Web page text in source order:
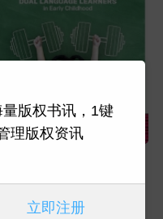
类型：家教育儿
版权书讯，1键
理版权资讯
立即注册